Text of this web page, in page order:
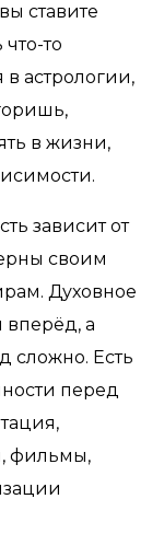
ставите
то
астрологии,
в жизни,
зависит от
своим
Духовное
вперёд, а
сложно. Есть
перед
фильмы,